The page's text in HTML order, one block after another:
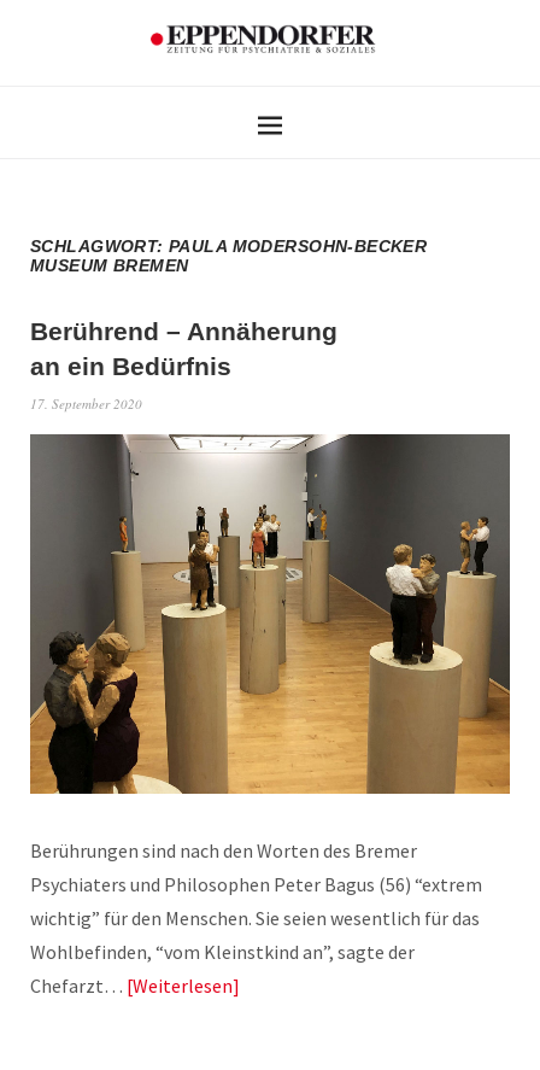
SCHLAGWORT:PAULA MODERSOHN-BECKER
MUSEUM BREMEN
Berührend – Annäherung
an ein Bedürfnis
17. September 2020
Berührungen sind nach den Worten des Bremer
Psychiaters und Philosophen Peter Bagus (56) “extrem
wichtig” für den Menschen. Sie seien wesentlich für das
Wohlbefinden, “vom Kleinstkind an”, sagte der
Chefarzt… Weiterlesen